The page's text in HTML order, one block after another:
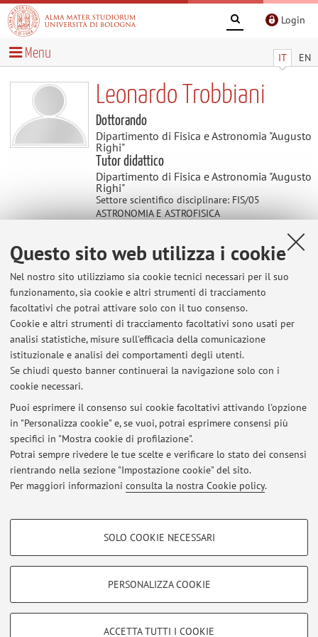
Questo sito web utilizza i cookie
Nel nostro sito utilizziamo sia cookie tecnici necessari per il suo
funzionamento, sia cookie e altri strumenti di tracciamento
facoltativi che potrai attivare solo con il tuo consenso.
Cookie e altri strumenti di tracciamento facoltativi sono usati per
analisi statistiche, misure sull'efficacia della comunicazione
istituzionale e analisi dei comportamenti degli utenti.
Se chiudi questo banner continuerai la navigazione solo con i
cookie necessari.
Puoi esprimere il consenso sui cookie facoltativi attivando l'opzione
in "Personalizza cookie" e, se vuoi, potrai esprimere consensi più
specifici in "Mostra cookie di profilazione".
Potrai sempre rivedere le tue scelte e verificare lo stato dei consensi
rientrando nella sezione "Impostazione cookie" del sito.
Per maggiori informazioni consulta la nostra Cookie policy.
COOKIE DI PROFILAZIONE - FACOLTATIVI
COOKIE TECNICI - NECESSARI
SOLO COOKIE NECESSARI
PERSONALIZZA COOKIE
ACCETTA TUTTI I COOKIE
Login
IT EN
Menu
Leonardo Trobbiani
Dottorando
Dipartimento di Fisica e Astronomia "Augusto
Righi"
Tutor didattico
Dipartimento di Fisica e Astronomia "Augusto
Righi"
Settore scientifico disciplinare: FIS/05
ASTRONOMIA E ASTROFISICA
Didattica
Attività
Anno Accademico
Non sono presenti attività didattiche per l'A.A. 2026-2027
Ultimi avvisi
Al momento non sono presenti avvisi.
Area riservata
Accedi tramiteloginper gestire tutti i contenuti del sito.
Zamboni, 33 - 40126 Bologna - Partita IVA: 01131710376